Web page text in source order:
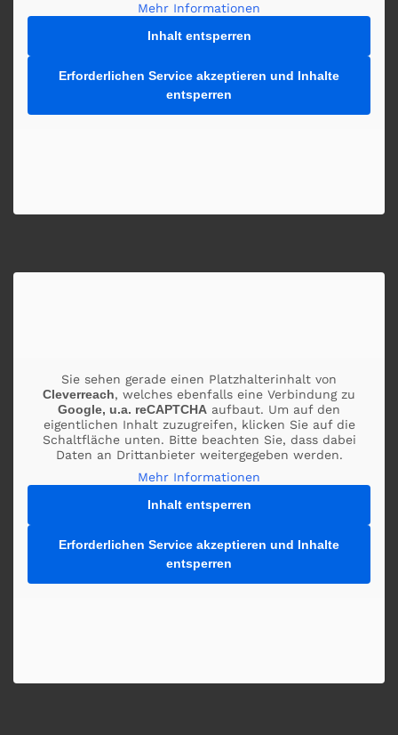
Mehr Informationen
Inhalt entsperren
Erforderlichen Service akzeptieren und Inhalte
entsperren
Sie sehen gerade einen Platzhalterinhalt von
Cleverreach, welches ebenfalls eine Verbindung zu
Google, u.a. reCAPTCHA aufbaut. Um auf den
eigentlichen Inhalt zuzugreifen, klicken Sie auf die
Schaltfläche unten. Bitte beachten Sie, dass dabei
Daten an Drittanbieter weitergegeben werden.
Mehr Informationen
Inhalt entsperren
Erforderlichen Service akzeptieren und Inhalte
entsperren